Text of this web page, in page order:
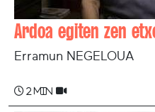
Ardoa egiten zen
Erramun NEGELOUA
2 min